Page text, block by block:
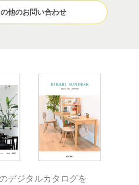
他のお問い合わせ
デジタルカタログを